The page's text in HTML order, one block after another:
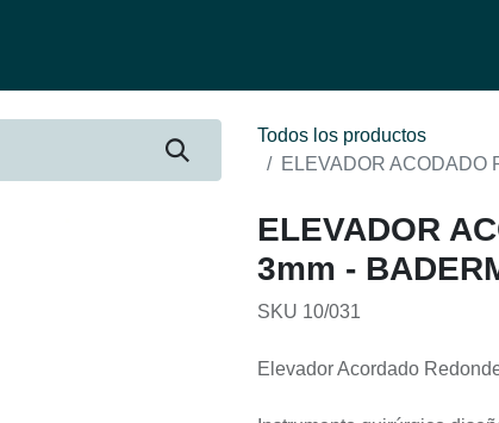
Todos los productos
ELEVADOR ACODADO
ELEVADOR
3mm -
SKU 10/031
Elevador Acordado